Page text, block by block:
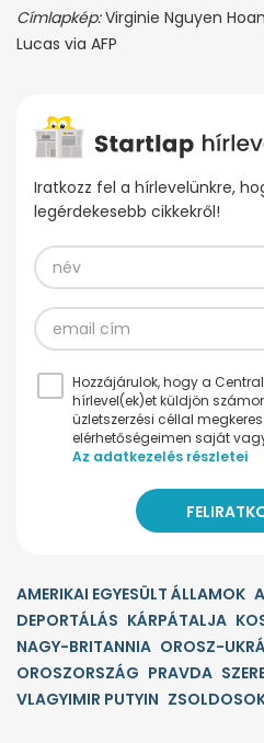
Címlapkép:Virginie Nguyen
Lucas via AFP
Iratkozz fel a hírlevelünkre,
legérdekesebb cikkekről!
Hozzájárulok, hogy a
hírlevel(ek)et küldjön
üzletszerzési céllal
elérhetőségeimen saját
Az adatkezelés részletei
AMERIKAI EGYESÜLT ÁLLAMOK
DEPORTÁLÁS KÁRPÁTALJA
NAGY-BRITANNIA OROSZ-
OROSZORSZÁG PRAVDA
VLAGYIMIR PUTYIN